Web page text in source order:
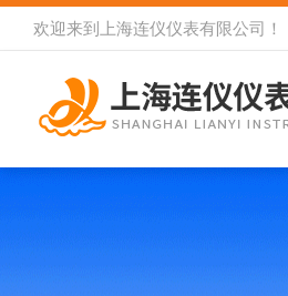
欢迎来到 上海连仪仪表有限公司 ！